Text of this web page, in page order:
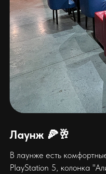
Лаунж 🍕🥂
В лаунже есть
PlayStation 5, колонка